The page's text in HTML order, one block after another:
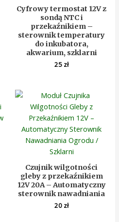
Cyfrowy termostat 12V z
sondą NTC i
przekaźnikiem –
sterownik temperatury
do inkubatora,
akwarium, szklarni
25 zł
Czujnik wilgotności
gleby z przekaźnikiem
12V 20A – Automatyczny
sterownik nawadniania
20 zł